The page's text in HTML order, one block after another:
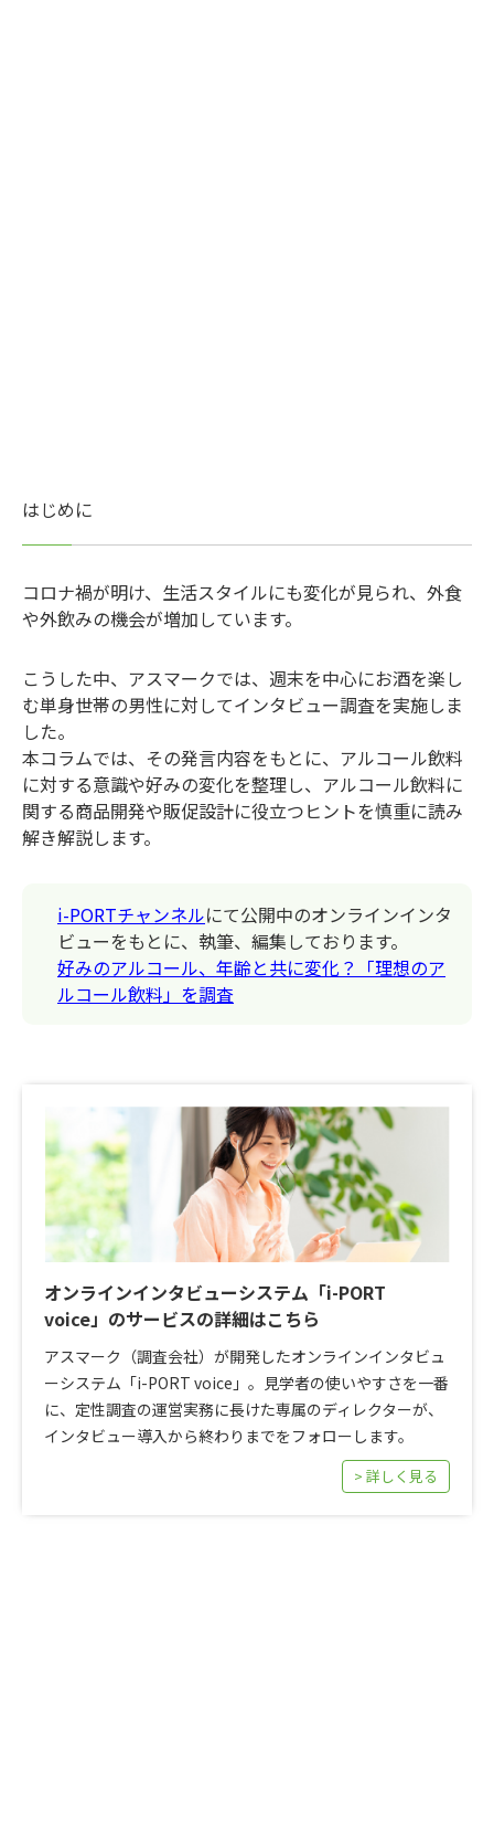
はじめに
コロナ禍が明け、生活スタイルにも変化が見られ、外食
や外飲みの機会が増加しています。
こうした中、アスマークでは、週末を中心にお酒を楽し
む単身世帯の男性に対してインタビュー調査を実施しま
した。
本コラムでは、その発言内容をもとに、アルコール飲料
に対する意識や好みの変化を整理し、アルコール飲料に
関する商品開発や販促設計に役立つヒントを慎重に読み
解き解説します。
i-PORTチャンネルにて公開中のオンラインインタ
ビューをもとに、執筆、編集しております。
好みのアルコール、年齢と共に変化？「理想のア
ルコール飲料」を調査
オンラインインタビューシステム「i-PORT
voice」のサービスの詳細はこちら
アスマーク（調査会社）が開発したオンラインインタビュ
ーシステム「i-PORT voice」。見学者の使いやすさを一番
に、定性調査の運営実務に長けた専属のディレクターが、
インタビュー導入から終わりまでをフォローします。
> 詳しく見る